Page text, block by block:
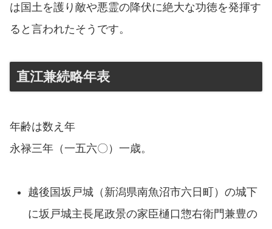
は国土を護り敵や悪霊の降伏に絶大な功徳を発揮す
ると言われたそうです。
直江兼続略年表
年齢は数え年
永禄三年（一五六〇）一歳。
越後国坂戸城（新潟県南魚沼市六日町）の城下
に坂戸城主長尾政景の家臣樋口惣右衛門兼豊の